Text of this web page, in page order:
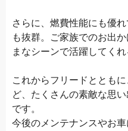
さらに、燃費性能にも優
も抜群。ご家族でのお出
まなシーンで活躍してく
これからフリードととも
ど、たくさんの素敵な思
です。
今後のメンテナンスやお